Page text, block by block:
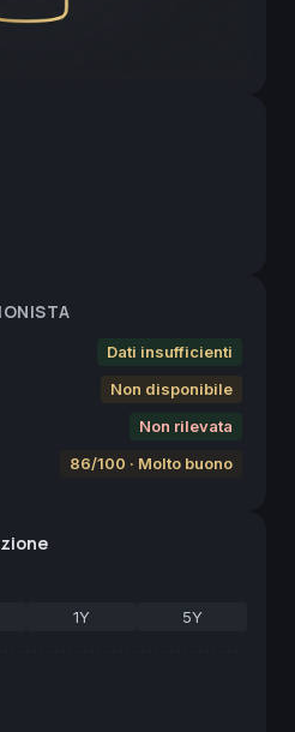
Dati insufficienti
Non disponibile
Non rilevata
86/100 · Molto buono
1Y 5Y